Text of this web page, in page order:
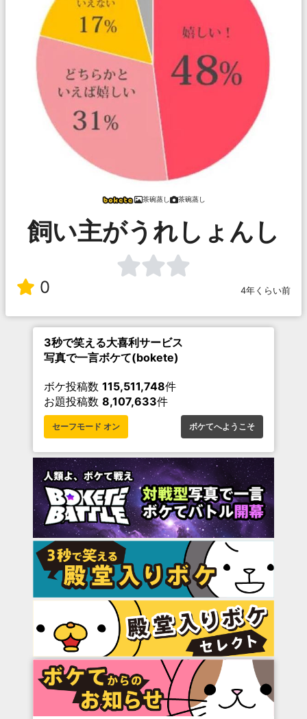
茶碗蒸し 茶碗蒸し
飼い主がうれしょんし
0 4年くらい前
3秒で笑える大喜利サービス
写真で一言ボケて(bokete)
ボケ投稿数 115,511,748件
お題投稿数 8,107,633件
セーフモード オン ボケてへようこそ